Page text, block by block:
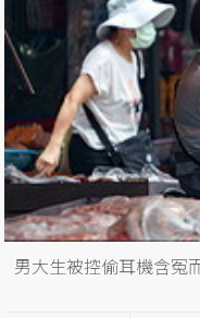
男大生被控偷耳機含冤